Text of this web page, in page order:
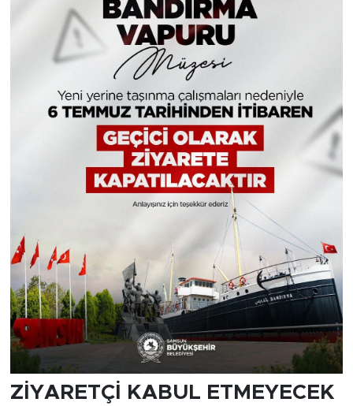
ZİYARETÇİ KABUL ETMEYECEK